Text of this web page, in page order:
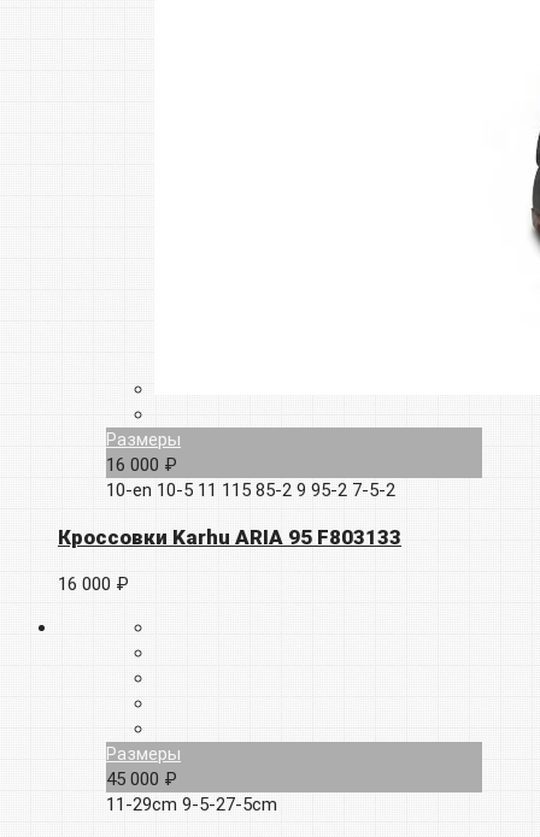
Размеры
16 000 ₽
10-en 10-5 11 115 85-2 9 95-2 7-5-2
Кроссовки Karhu ARIA 95 F803133
16 000 ₽
Размеры
45 000 ₽
11-29cm 9-5-27-5cm